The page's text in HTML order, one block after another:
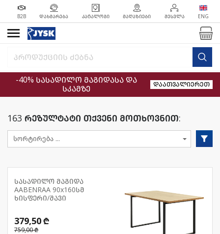
B2B ᲓᲐᲮᲛᲐᲠᲔᲑᲐ ᲙᲐᲢᲐᲚᲝᲒᲘ ᲛᲐᲦᲐᲖᲘᲔᲑᲘ ᲨᲔᲡᲕᲚᲐ ENG
-40% სასადილო მაგიდასა და
სკამზე
დაათვალიერეთ
163 რეზულტატი თქვენი მოთხოვნით:
სასადილო მაგიდა
AABENRAA 90x160სმ
ხისფერი/შავი
379,50 ₾
759,00 ₾